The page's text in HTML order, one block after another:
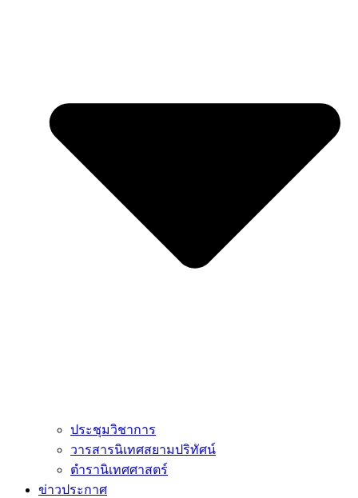
ประชุมวิชาการ
วารสารนิเทศสยามปริทัศน์
ตำรานิเทศศาสตร์
ข่าวประกาศ